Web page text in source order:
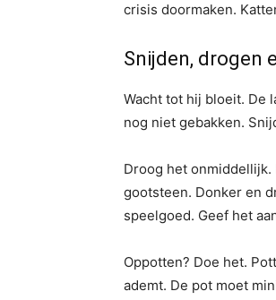
crisis doormaken.
Snijden, drogen
Wacht tot hij bloeit. De
nog niet gebakken.
Droog het
gootsteen. Donker en
speelgoed. Geef het
Oppotten? Doe het.
ademt. De pot moet